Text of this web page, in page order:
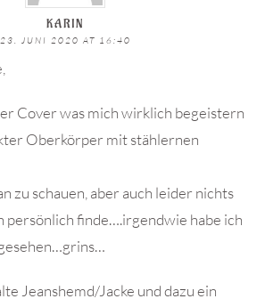
KARIN
23. JUNI 2020 AT 16:40
Cover was mich wirklich begeistern
Oberkörper mit stählernen
zu schauen, aber auch leider nichts
persönlich finde….irgendwie habe ich
Jeanshemd/Jacke und dazu ein